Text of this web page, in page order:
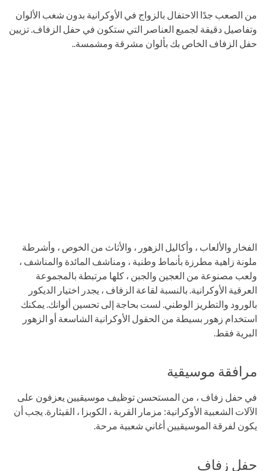
من الصعب جدًا الاحتفال بالزواج في الأوكرانية بدون شغب الألوان
وتفاصيل دقيقة لجميع العناصر التي ستكون في حفل الزفاف. تزيين
حفل الزفاف الخاص بك بألوان مشرقة ومشمسة..
الفخار والألعاب ، وأكاليل الزهور ، والأثاث من الخوص ، وأشرطة
ملونة زاهية مطرزة بأنماط وطنية ، ومناشف المائدة والمناشف ،
ولعب مصنوعة من العجين والجبن ، كلها مرتبطة بالمجموعة
العرقية الأوكرانية. بالنسبة لقاعة الزفاف ، يجدر اختيار الديكور
بالورود والتطريز الوطني. لست بحاجة إلى تحسين ألوانك. يمكنك
استخدام زهور بسيطة من الحقول الأوكرانية الشاسعة أو الزهور
البرية فقط.
مرافقة موسيقية
في حفل زفاف ، من المستحسن توظيف موسيقيين يعزفون على
الآلات الشعبية الأوكرانية: مزمار القربة ، الكوبزا ، القيثارة. يجب أن
يكون لفرقة الموسيقيين أغاني شعبية مرحة.
حفل زفاف